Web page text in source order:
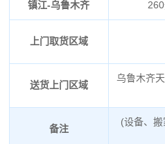
镇江-乌鲁木齐
上门取货区域
送货上门区域
乌鲁木齐
备注
(设备、